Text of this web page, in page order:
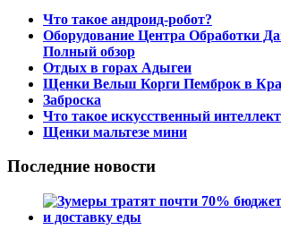
Что такое андроид-робот?
Оборудование Центра Обработки
Полный обзор
Отдых в горах Адыгеи
Щенки Вельш Корги Пемброк в
Заброска
Что такое искусственный
Щенки мальтезе мини
Последние новости